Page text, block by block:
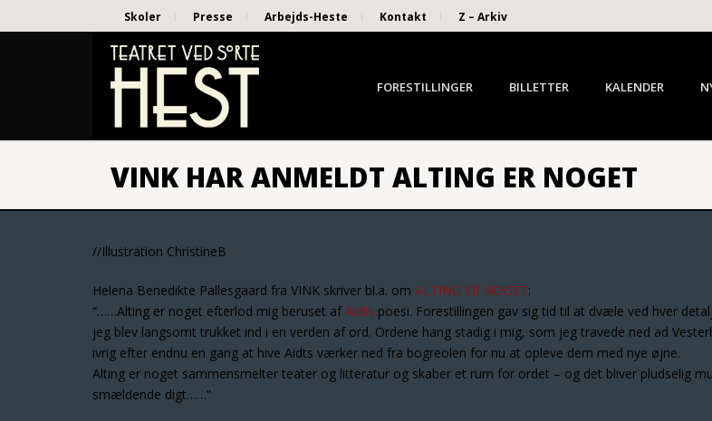
Skoler Presse Arbejds-Heste Kontakt Z – Arkiv
FORESTILLINGER BILLETTER KALENDER
VINK HAR ANMELDT ALTING ER NOGET
//Illustration ChristineB
Helena Benedikte Pallesgaard fra VINK skriver bl.a. om ALTING ER NOGET:
“……Alting er noget efterlod mig beruset afAidts poesi. Forestillingen gav sig tid til at dvæle ved hver
jeg blev langsomt trukket ind i en verden af ord. Ordene hang stadig i mig, som jeg travede ned ad
ivrig efter endnu en gang at hive Aidts værker ned fra bogreolen for nu at opleve dem med nye øjne.
Alting er noget sammensmelter teater og litteratur og skaber et rum for ordet – og det bliver pludselig
smældende digt……”